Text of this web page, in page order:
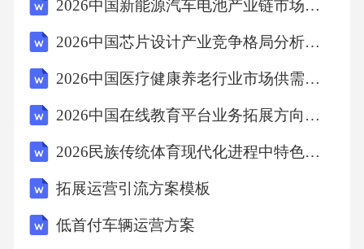
2026中国新能源汽车电池产业链市场调研及技术发展趋势与商业机会评估报告
2026中国芯片设计产业竞争格局分析及技术创新发展策略研究报告
2026中国医疗健康养老行业市场供需格局投资前景规划分析报告
2026中国在线教育平台业务拓展方向探讨与资本增值策略研究
2026民族传统体育现代化进程中特色防护装备传承创新报告
拓展运营引流方案模板
低首付车辆运营方案